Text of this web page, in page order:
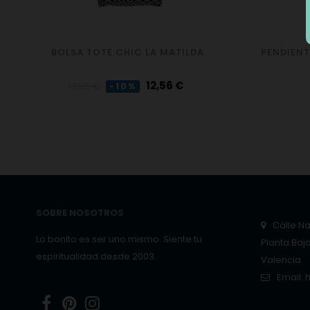
-10% Precio
12,56 €
SOBRE NOSOTROS
Lo bonito es ser uno mismo. Siente tu
espiritualidad desde 2003.
FacebookPinterest
Calle
Planta
Valencia
Email: